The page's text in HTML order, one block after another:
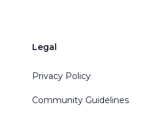
Legal
Privacy Policy
Community Guidelines